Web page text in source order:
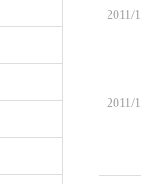
2011/
2011/